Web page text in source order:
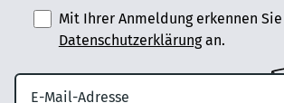
Mit Ihrer Anmeldung erkennen
Datenschutzerklärungan.